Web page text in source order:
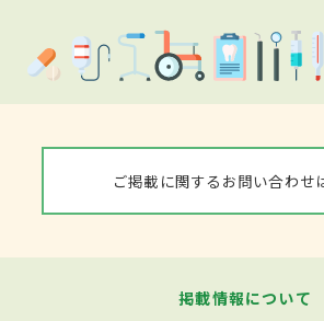
ご掲載に関するお問い合わせ
掲載情報について